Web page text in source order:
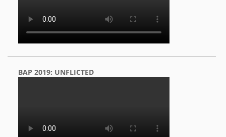
BAP 2019: UNFLICTED